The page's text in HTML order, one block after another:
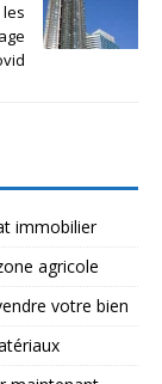
les
immobilier
agricole
votre bien